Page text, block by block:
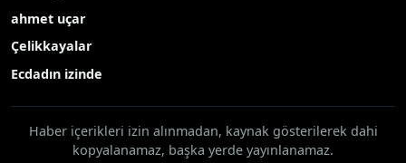
ahmet uçar
Çelikkayalar
Ecdadın izinde
Haber içerikleri izin alınmadan, kaynak gösterilerek dahi
kopyalanamaz, başka yerde yayınlanamaz.